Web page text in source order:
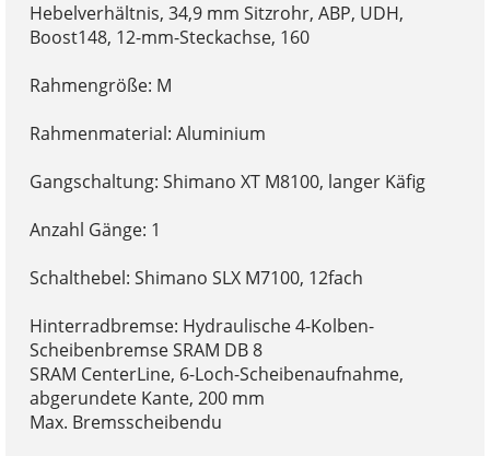
Hebelverhältnis, 34,9 mm Sitzrohr, ABP, UDH,
Boost148, 12-mm-Steckachse, 160
Rahmengröße: M
Rahmenmaterial: Aluminium
Gangschaltung: Shimano XT M8100, langer Käfig
Anzahl Gänge: 1
Schalthebel: Shimano SLX M7100, 12fach
Hinterradbremse: Hydraulische 4-Kolben-
Scheibenbremse SRAM DB 8
SRAM CenterLine, 6-Loch-Scheibenaufnahme,
abgerundete Kante, 200 mm
Max. Bremsscheibendu